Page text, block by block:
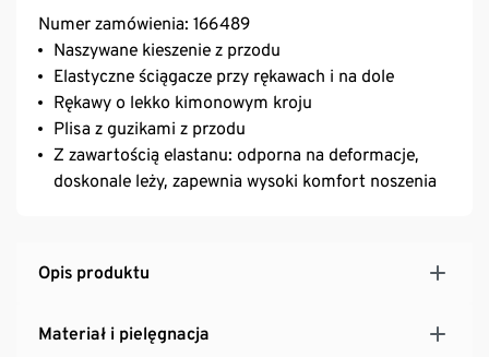
Numer zamówienia: 166489
Naszywane kieszenie z przodu
Elastyczne ściągacze przy rękawach i na dole
Rękawy o lekko kimonowym kroju
Plisa z guzikami z przodu
Z zawartością elastanu: odporna na deformacje,
doskonale leży, zapewnia wysoki komfort noszenia
Opis produktu
Materiał i pielęgnacja